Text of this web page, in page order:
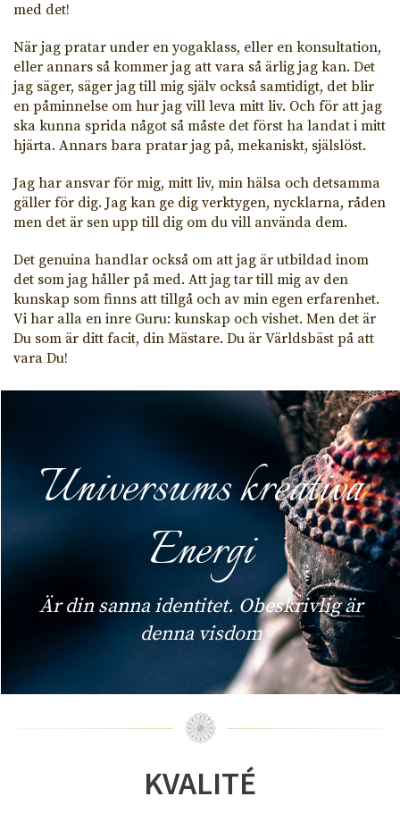
med det!
När jag pratar under en yogaklass, eller en konsultation,
eller annars så kommer jag att vara så ärlig jag kan. Det
jag säger, säger jag till mig själv också samtidigt, det blir
en påminnelse om hur jag vill leva mitt liv. Och för att jag
ska kunna sprida något så måste det först ha landat i mitt
hjärta. Annars bara pratar jag på, mekaniskt, själslöst.
Jag har ansvar för mig, mitt liv, min hälsa och detsamma
gäller för dig. Jag kan ge dig verktygen, nycklarna, råden
men det är sen upp till dig om du vill använda dem.
Det genuina handlar också om att jag är utbildad inom
det som jag håller på med. Att jag tar till mig av den
kunskap som finns att tillgå och av min egen erfarenhet.
Vi har alla en inre Guru: kunskap och vishet. Men det är
Du som är ditt facit, din Mästare. Du är Världsbäst på att
vara Du!
Universums kreativa
Energi
Är din sanna identitet. Obeskrivlig är
denna visdom
KVALITÉ